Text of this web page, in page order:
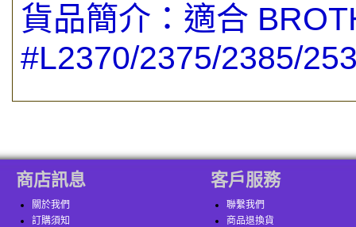
貨品簡介： 適合
#L2370/2375/2385/
商店訊息
關於我們
訂購須知
客戶服務
聯繫我們
商品退換貨